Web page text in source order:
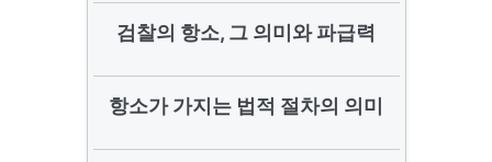
검찰의 항소, 그 의미와 파급력
항소가 가지는 법적 절차의 의미